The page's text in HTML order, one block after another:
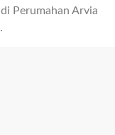
Perumahan Arvia